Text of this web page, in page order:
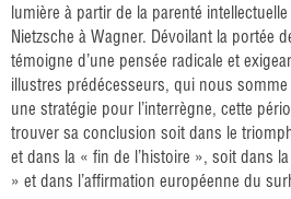
lumière à partir de la parenté
Nietzsche à Wagner. Dévoilant la portée
témoigne d’une pensée radicale et
illustres prédécesseurs, qui nous
une stratégie pour l’interrègne, cette
trouver sa conclusion soit dans le
et dans la « fin de l’histoire », soit dans
» et dans l’affirmation européenne du